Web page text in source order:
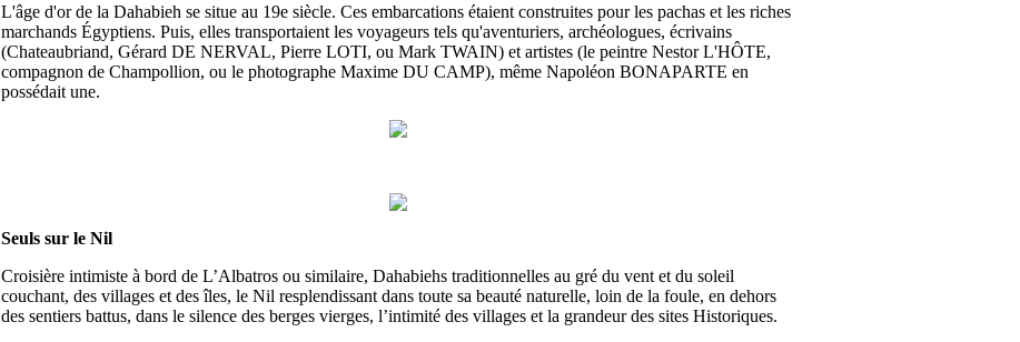
L'âge d'or de la Dahabieh se situe au 19e siècle. Ces embarcations étaient construites pour les pachas et les riches
marchands Égyptiens. Puis, elles transportaient les voyageurs tels qu'aventuriers, archéologues, écrivains
(Chateaubriand, Gérard DE NERVAL, Pierre LOTI, ou Mark TWAIN) et artistes (le peintre Nestor L'HÔTE,
compagnon de Champollion, ou le photographe Maxime DU CAMP), même Napoléon BONAPARTE en
possédait une.
Seuls sur le Nil
Croisière intimiste à bord de L’Albatros ou similaire, Dahabiehs traditionnelles au gré du vent et du soleil
couchant, des villages et des îles, le Nil resplendissant dans toute sa beauté naturelle, loin de la foule, en dehors
des sentiers battus, dans le silence des berges vierges, l’intimité des villages et la grandeur des sites Historiques.